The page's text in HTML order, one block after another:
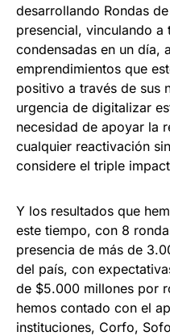
desarrollando Rondas
presencial, vinculando
condensadas en un día,
emprendimientos que
positivo a través de sus
urgencia de digitalizar
necesidad de apoyar la
cualquier reactivación
considere el triple
Y los resultados que
este tiempo, con 8
presencia de más de
del país, con
de $5.000 millones por
hemos contado con el
instituciones, Corfo,